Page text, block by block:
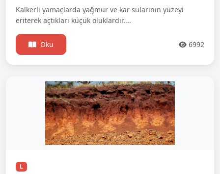
Kalkerli yamaçlarda yağmur ve kar sularının yüzeyi
eriterek açtıkları küçük oluklardır....
Oku 6992
L